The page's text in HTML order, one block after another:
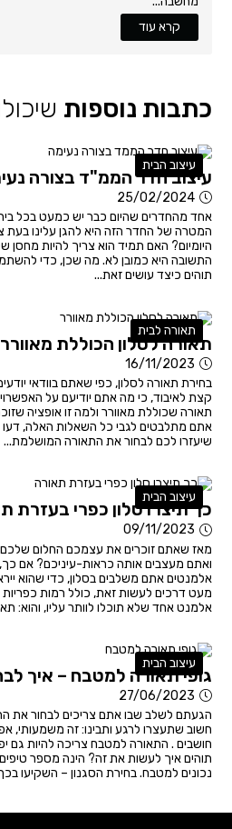
קרא עוד
כתבות נוספות
עיצוב הבית
עיצוב חדר הממ"ד בצורה
25/02/2024
אחד מהחדרים שהיום כבר יש כמעט בכל
המטרה של החדר הזה היא להגן עלינו בעת
היומיום? האם תמיד הוא צריך להיות מחסן
התשובה היא כמובן לא. מה שכן, כדי
תוהים כיצד עושים זאת...
תאורה לבית
תאורה לסלון הכוללת מאוורר
16/11/2023
בחירת תאורה לסלון, כפי שאתם בוודאי
קצת לאיבוד, כי מה אתם יודיעם על
תאורה שכוללת מאוורר ולמה זו אופציה
אתם מתלבטים לגבי כל השאלות האלה,
שיעזרו לכם לבחור את התאורה המושלמת...
עיצוב הבית
כך תיצרו סלון כפרי בעזרת
09/11/2023
מאז שאתם זוכרים את עצמכם החלום שלכם
ואתם מעצבים אותה כראות-עיניכם? אם
אלמנטים אתם משלבים בסלון, כדי שהוא
מעט דרכים לעשות זאת, כולל רמות
אלמנט אחד שלא תוכלו לוותר עליו, והוא:
עיצוב הבית
גופי תאורה למטבח – איך
27/06/2023
הגעתם לשלב שבו אתם צריכים לבחור את
חשוב שתעצרו לרגע ותבינו: זה משמעותי,
חושבים . התאורה למטבח צריכה להיות גם
תוהים איך לעשות את זה? הינה מספר טיפים
נכונים למטבח. בחירת הסגנון – השקיעו